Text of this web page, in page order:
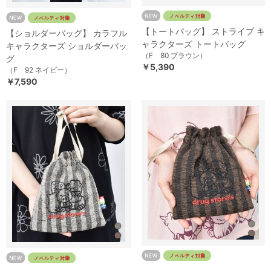
【ショルダーバッグ】 カラフル
キャラクターズ ショルダーバッ
グ
（F 92 ネイビー）
￥7,590
【トートバッグ】 ストライプ キ
ャラクターズ トートバッグ
（F 80 ブラウン）
￥5,390